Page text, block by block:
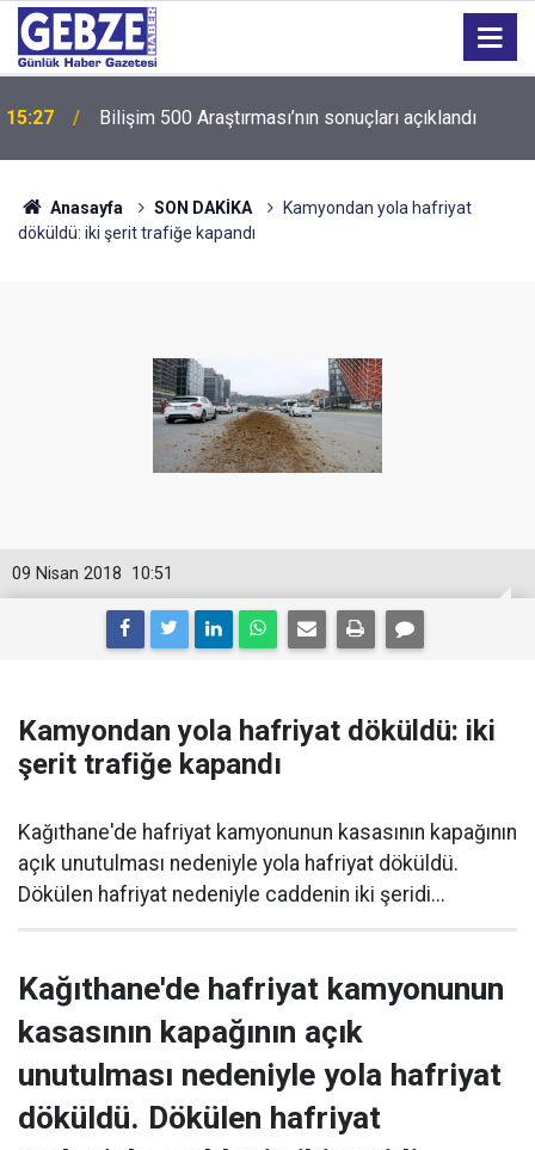
15:27 Bilişim 500 Araştırması’nın sonuçları açıklandı
Anasayfa SON DAKİKA
Kamyondan yola hafriyat
döküldü: iki şerit trafiğe kapandı
10:51
09 Nisan 2018
Kamyondan yola hafriyat döküldü: iki
şerit trafiğe kapandı
Kağıthane'de hafriyat kamyonunun kasasının kapağının
açık unutulması nedeniyle yola hafriyat döküldü.
Dökülen hafriyat nedeniyle caddenin iki şeridi...
Kağıthane'de hafriyat kamyonunun
kasasının kapağının açık
unutulması nedeniyle yola hafriyat
döküldü. Dökülen hafriyat